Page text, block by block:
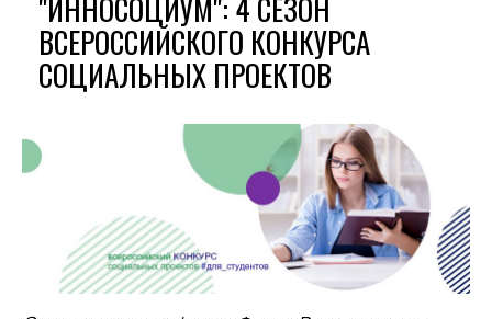
"ИННОСОЦИУМ": 4 СЕЗОН
ВСЕРОССИЙСКОГО КОНКУРСА
СОЦИАЛЬНЫХ ПРОЕКТОВ